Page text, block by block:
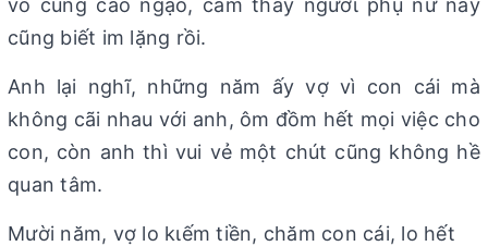
vô cùng cao ngạo, cảm thấy ngườι phụ nữ này
cũng biết im lặng rồi.
Anh lại nghĩ, những năm ấy vợ vì con cái mà
không cãi nhau với anh, ôm đồm hết mọi việc cho
con, còn anh thì vui vẻ một chút cũng không hề
quan tâm.
Mười năm, vợ lo kιếm tiền, chăm con cái, lo hết